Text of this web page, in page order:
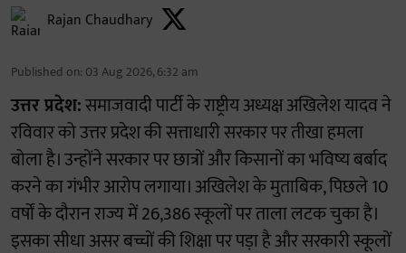
Rajan Chaudhary
Published on: 03 Aug 2026, 6:32 am
उत्तर प्रदेश:समाजवादी पार्टी के राष्ट्रीय अध्यक्ष अखिलेश यादव ने
रविवार को उत्तर प्रदेश की सत्ताधारी सरकार पर तीखा हमला
बोला है। उन्होंने सरकार पर छात्रों और किसानों का भविष्य बर्बाद
करने का गंभीर आरोप लगाया। अखिलेश के मुताबिक, पिछले 10
वर्षों के दौरान राज्य में 26,386 स्कूलों पर ताला लटक चुका है।
इसका सीधा असर बच्चों की शिक्षा पर पड़ा है और सरकारी स्कूलों